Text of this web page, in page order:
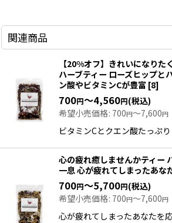
関連商品
【20%オフ】きれいになりた
ハーブティー ローズヒップと
ン酸やビタミンCが豊富 [8]
700円～4,560円(税込)
希望小売価格: 700円～7,600円
ビタミンCとクエン酸たっぷ
心の疲れ癒しませんかティー
一息 心が疲れてしまったあな
700円～5,700円(税込)
希望小売価格: 700円～7,600円
心が疲れてしまったあなたを